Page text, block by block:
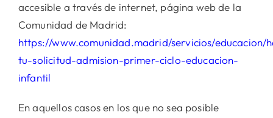
accesible a través de internet, página web de la
Comunidad de Madrid:
https://www.comunidad.madrid/servicios/educacion/
tu-solicitud-admision-primer-ciclo-educacion-
infantil
En aquellos casos en los que no sea posible